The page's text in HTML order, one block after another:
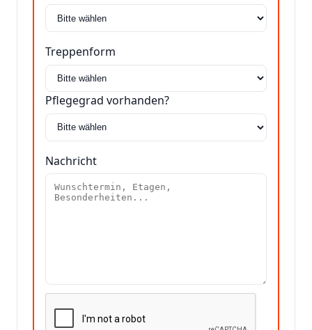
Treppenform
Pflegegrad vorhanden?
Nachricht